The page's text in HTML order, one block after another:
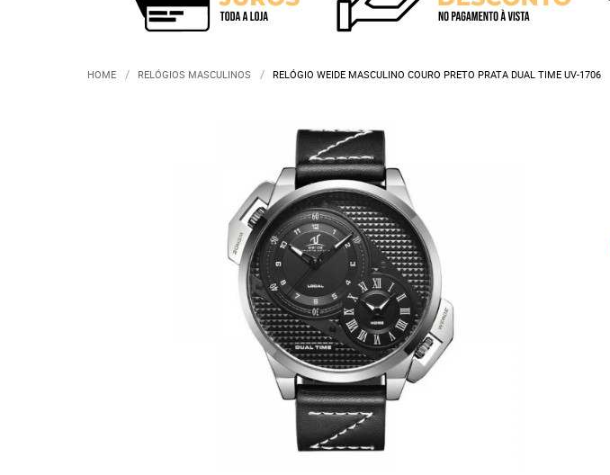
HOME RELÓGIOS MASCULINOS RELÓGIO WEIDE MASCULINO COURO PRETO PRATA DUAL TIME UV-1706